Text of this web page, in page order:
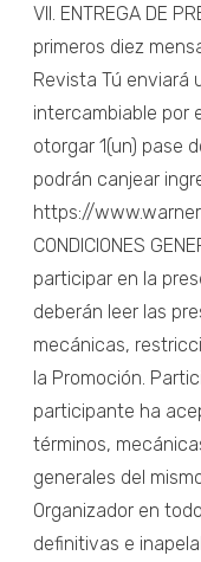
VII. ENTREGA DE
primeros diez
Revista Tú enviará
intercambiable por
otorgar 1(un) pase
podrán canjear
https://
CONDICIONES
participar en la
deberán leer las
mecánicas,
la Promoción.
participante ha
términos,
generales del
Organizador en
definitivas e